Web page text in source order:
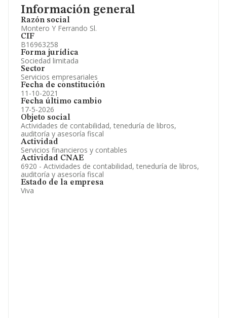
Información general
Razón social
Montero Y Ferrando Sl.
CIF
B16963258
Forma jurídica
Sociedad limitada
Sector
Servicios empresariales
Fecha de constitución
11-10-2021
Fecha último cambio
17-5-2026
Objeto social
Actividades de contabilidad, teneduría de libros,
auditoría y asesoría fiscal
Actividad
Servicios financieros y contables
Actividad CNAE
6920 - Actividades de contabilidad, teneduría de libros,
auditoría y asesoría fiscal
Estado de la empresa
Viva
Información oficial y registral complementaria.